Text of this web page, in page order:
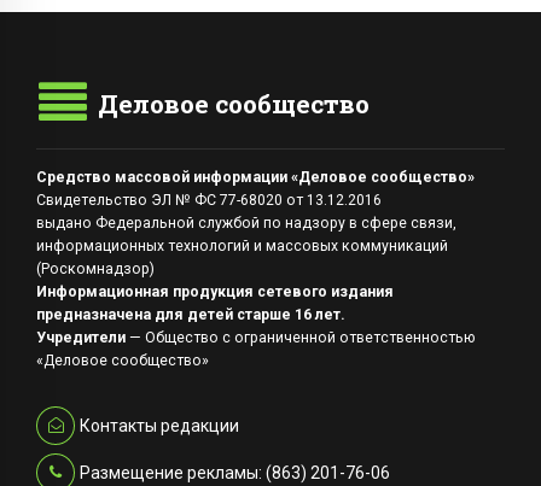
Деловое сообщество
Средство массовой информации «Деловое сообщество»
Свидетельство ЭЛ № ФС 77-68020 от 13.12.2016
выдано Федеральной службой по надзору в сфере связи,
информационных технологий и массовых коммуникаций
(Роскомнадзор)
Информационная продукция сетевого издания
предназначена для детей старше 16 лет.
Учредители — Общество с ограниченной ответственностью
«Деловое сообщество»
Контакты редакции
Размещение рекламы: (863) 201-76-06